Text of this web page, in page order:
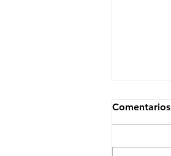
Comentarios